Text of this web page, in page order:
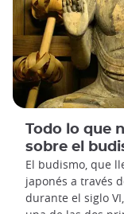
Todo lo que
sobre el
El budismo, que
japonés a través
durante el siglo